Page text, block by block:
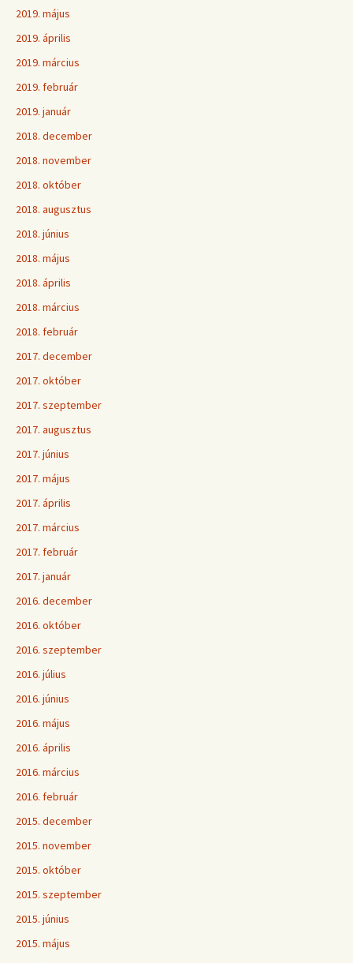
2019. május
2019. április
2019. március
2019. február
2019. január
2018. december
2018. november
2018. október
2018. augusztus
2018. június
2018. május
2018. április
2018. március
2018. február
2017. december
2017. október
2017. szeptember
2017. augusztus
2017. június
2017. május
2017. április
2017. március
2017. február
2017. január
2016. december
2016. október
2016. szeptember
2016. július
2016. június
2016. május
2016. április
2016. március
2016. február
2015. december
2015. november
2015. október
2015. szeptember
2015. június
2015. május